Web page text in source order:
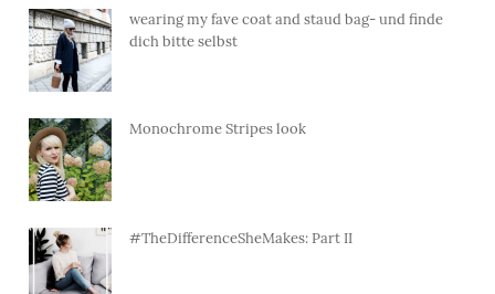
wearing my fave coat and staud bag- und finde
dich bitte selbst
Monochrome Stripes look
#TheDifferenceSheMakes: Part II